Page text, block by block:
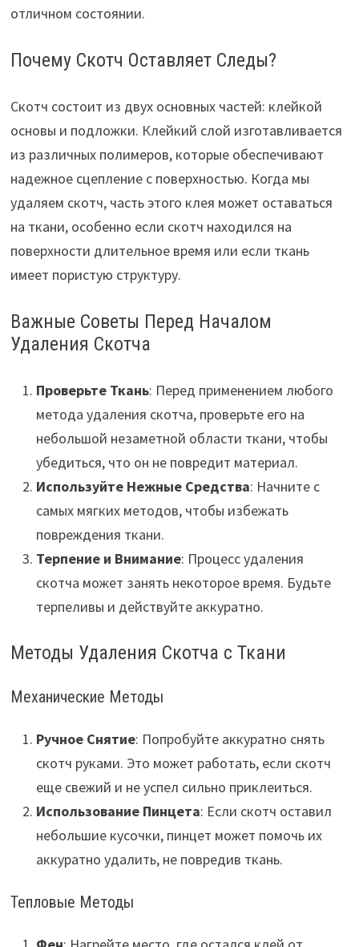
отличном состоянии.
Почему Скотч Оставляет Следы?
Скотч состоит из двух основных частей: клейкой
основы и подложки. Клейкий слой изготавливается
из различных полимеров, которые обеспечивают
надежное сцепление с поверхностью. Когда мы
удаляем скотч, часть этого клея может оставаться
на ткани, особенно если скотч находился на
поверхности длительное время или если ткань
имеет пористую структуру.
Важные Советы Перед Началом
Удаления Скотча
Проверьте Ткань: Перед применением любого
метода удаления скотча, проверьте его на
небольшой незаметной области ткани, чтобы
убедиться, что он не повредит материал.
Используйте Нежные Средства: Начните с
самых мягких методов, чтобы избежать
повреждения ткани.
Терпение и Внимание: Процесс удаления
скотча может занять некоторое время. Будьте
терпеливы и действуйте аккуратно.
Методы Удаления Скотча с Ткани
Механические Методы
Ручное Снятие: Попробуйте аккуратно снять
скотч руками. Это может работать, если скотч
еще свежий и не успел сильно приклеиться.
Использование Пинцета: Если скотч оставил
небольшие кусочки, пинцет может помочь их
аккуратно удалить, не повредив ткань.
Тепловые Методы